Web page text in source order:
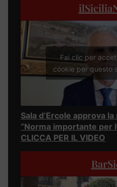
Fai clic per
cookie per questo
Sala d’Ercole approva
“Norma importante per
CLICCA PER IL VIDEO